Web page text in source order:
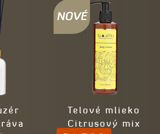
Telové mlieko
Citrusový mix